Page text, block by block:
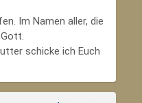
Im Namen aller, die
schicke ich Euch